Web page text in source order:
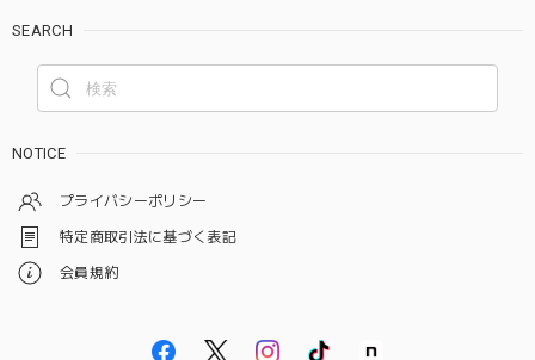
SEARCH
NOTICE
プライバシーポリシー
特定商取引法に基づく表記
会員規約